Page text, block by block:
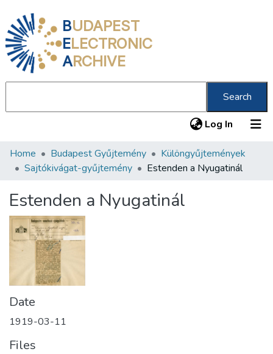
BUDAPEST
ELECTRONIC
ARCHIVE
Search
Log In (current)
Communities & Collections
Statistics
About us
Home Budapest Gyűjtemény
Különgyűjtemények
Sajtókivágat-gyűjtemény
Estenden a Nyugatinál
Estenden a Nyugatinál
Date
1919-03-11
Files